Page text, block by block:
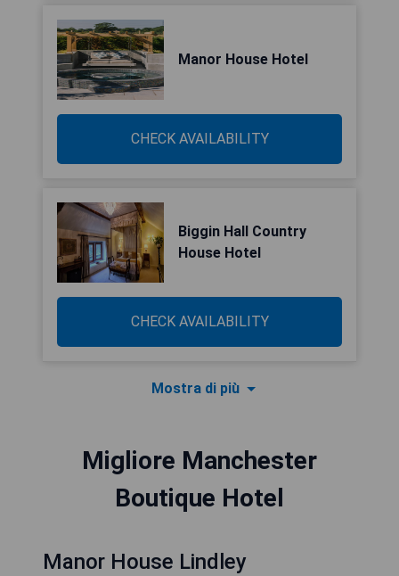
Manor House Hotel
CHECK AVAILABILITY
Biggin Hall Country
House Hotel
CHECK AVAILABILITY
Mostra di più
Migliore Manchester
Boutique Hotel
Manor House Lindley